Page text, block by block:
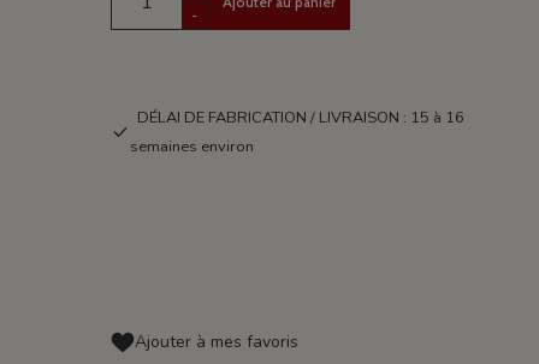
-
DÉLAI DE FABRICATION / LIVRAISON : 15 à 16
semaines environ
Ajouter à mes favoris